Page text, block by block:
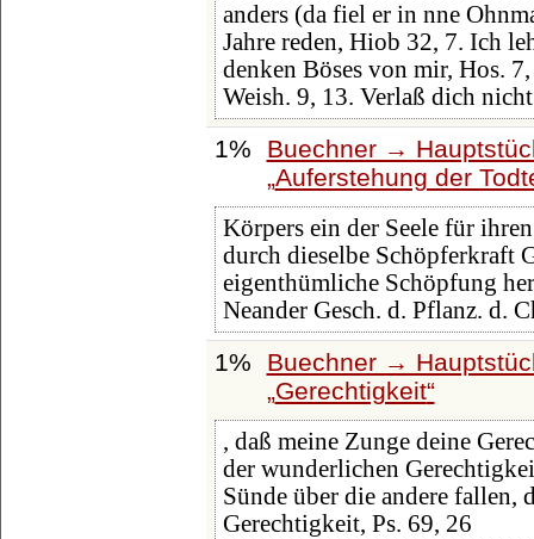
anders (da fiel er in nne
Jahre reden, Hiob 32, 7. Ich
denken Böses von mir, Hos.
Weish. 9, 13. Verlaß dich nicht
1%
Buechner →
Auferstehung der
Körpers ein der Seele für
durch dieselbe Schöpferkraft
eigenthümliche Schöpfung
Neander Gesch. d. Pflanz. d.
1%
Buechner →
Gerechtigkeit
, daß meine Zunge deine
der wunderlichen
Sünde über die andere fallen,
Gerechtigkeit, Ps. 69, 26